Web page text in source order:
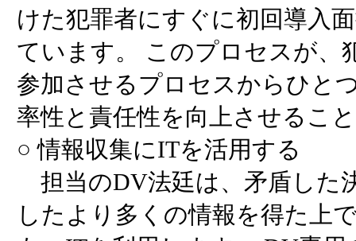
けた犯罪者にすぐに初回導入
ています。 このプロセスが、
参加させるプロセスからひと
率性と責任性を向上させるこ
○ 情報収集にITを活用する
担当のDV法廷は、矛盾した
したより多くの情報を得た上